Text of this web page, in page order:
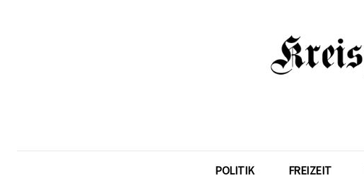
POLITIK FREIZEIT